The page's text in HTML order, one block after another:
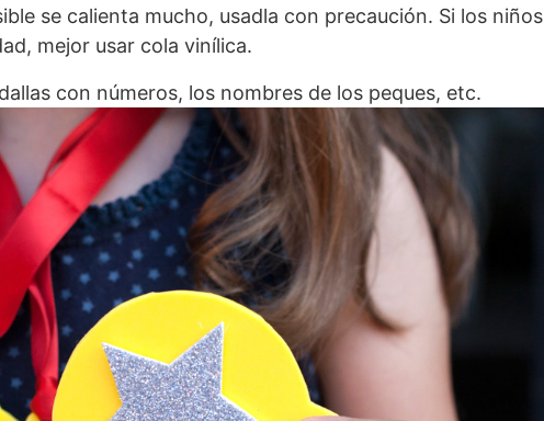
se calienta mucho, usadla con precaución. Si los niños
mejor usar cola vinílica.
con números, los nombres de los peques, etc.